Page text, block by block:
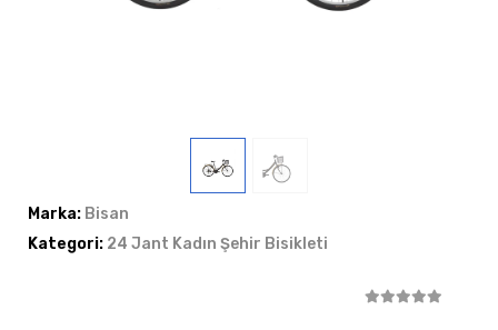
Marka: Bisan
Kategori: 24 Jant Kadın Şehir Bisikleti